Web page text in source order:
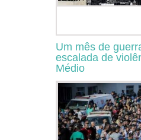
Um mês de
escalada de
Médio